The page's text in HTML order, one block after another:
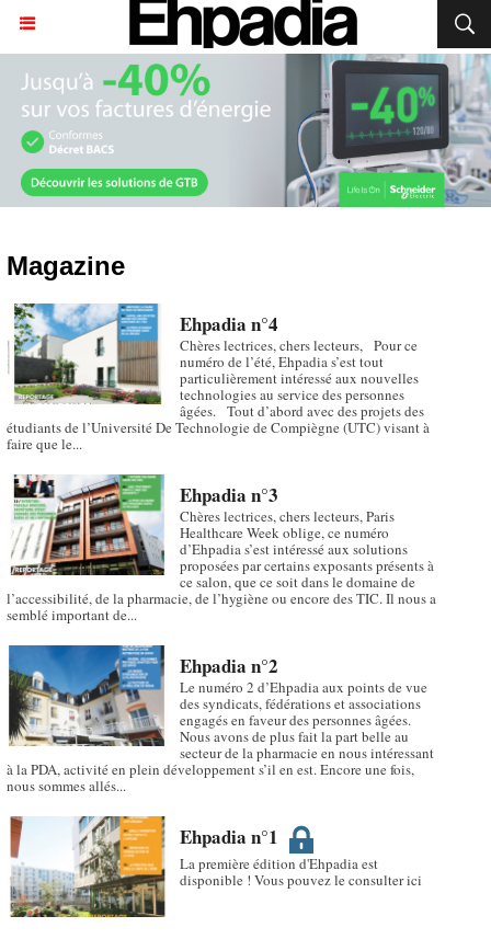
Magazine
Ehpadia n°4
Chères lectrices, chers lecteurs, Pour ce
numéro de l’été, Ehpadia s’est tout
particulièrement intéressé aux nouvelles
technologies au service des personnes
âgées. Tout d’abord avec des projets des
étudiants de l’Université De Technologie de Compiègne (UTC) visant à
faire que le...
Ehpadia n°3
Chères lectrices, chers lecteurs, Paris
Healthcare Week oblige, ce numéro
d’Ehpadia s’est intéressé aux solutions
proposées par certains exposants présents à
ce salon, que ce soit dans le domaine de
l’accessibilité, de la pharmacie, de l’hygiène ou encore des TIC. Il nous a
semblé important de...
Ehpadia n°2
Le numéro 2 d’Ehpadia aux points de vue
des syndicats, fédérations et associations
engagés en faveur des personnes âgées.
Nous avons de plus fait la part belle au
secteur de la pharmacie en nous intéressant
à la PDA, activité en plein développement s’il en est. Encore une fois,
nous sommes allés...
Ehpadia n°1
La première édition d'Ehpadia est
disponible ! Vous pouvez le consulter ici